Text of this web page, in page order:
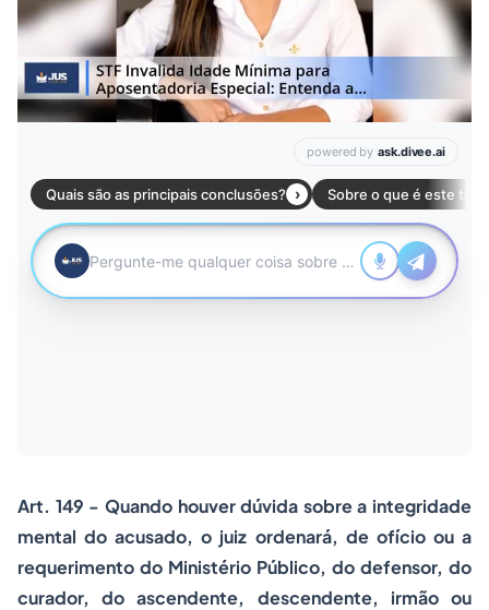
Art. 149 - Quando houver dúvida sobre a integridade
mental do acusado, o juiz ordenará, de ofício ou a
requerimento do Ministério Público, do defensor, do
curador, do ascendente, descendente, irmão ou